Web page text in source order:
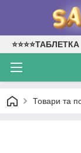
⭐⭐⭐⭐ТАБЛЕТКА
Товари та